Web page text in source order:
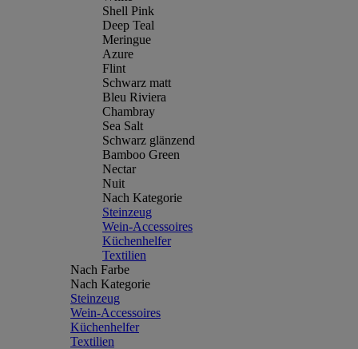
Shell Pink
Deep Teal
Meringue
Azure
Flint
Schwarz matt
Bleu Riviera
Chambray
Sea Salt
Schwarz glänzend
Bamboo Green
Nectar
Nuit
Nach Kategorie
Steinzeug
Wein-Accessoires
Küchenhelfer
Textilien
Nach Farbe
Nach Kategorie
Steinzeug
Wein-Accessoires
Küchenhelfer
Textilien